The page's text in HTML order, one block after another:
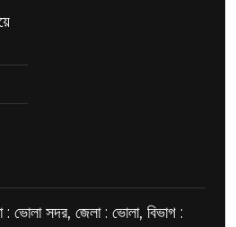
ভোলা সদর, জেলা : ভোলা, বিভাগ :